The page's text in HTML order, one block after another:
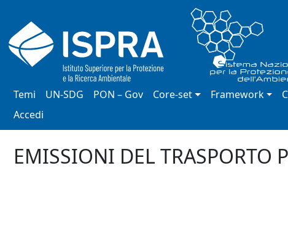
Navigazione principale
Temi UN-SDG PON – Gov Core-set Framework
Menu profilo utente
Accedi
EMISSIONI DEL TRASPORTO